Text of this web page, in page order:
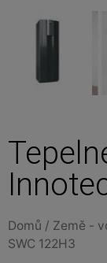
Domů / Země -
SWC 122H3